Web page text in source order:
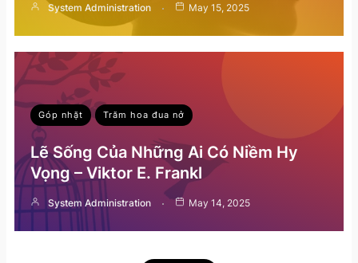
System Administration May 15, 2025
Góp nhặt Trăm hoa đua nở
Lẽ Sống Của Những Ai Có Niềm Hy
Vọng – Viktor E. Frankl
System Administration May 14, 2025